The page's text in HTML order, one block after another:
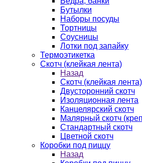
Бутылки
Наборы посуды
Тортницы
Соусницы
Лотки под запайку
Термоэтикетка
Скотч (клейкая лента)
Назад
Скотч (клейкая лента)
Двусторонний скотч
Изоляционная лента
Канцелярский скотч
Малярный скотч
Стандартный скотч
Цветной скотч
Коробки под пиццу
Назад